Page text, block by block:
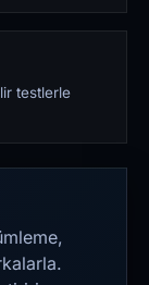
testlerle